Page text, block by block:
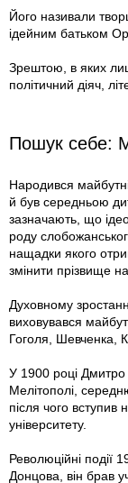
Його називали
ідейним батьком
Зрештою, в яких
політичний діяч,
Пошук себе:
Народився
й був середньою
зазначають, що
роду
нащадки якого
змінити прізвище
Духовному
виховувався
Гоголя, Шевченка,
У 1900 році
Мелітополі,
після чого
університету.
Революційні події
Донцова, він брав